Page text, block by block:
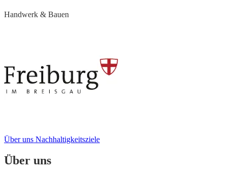
Handwerk & Bauen
Über uns Nachhaltigkeitsziele
Über uns